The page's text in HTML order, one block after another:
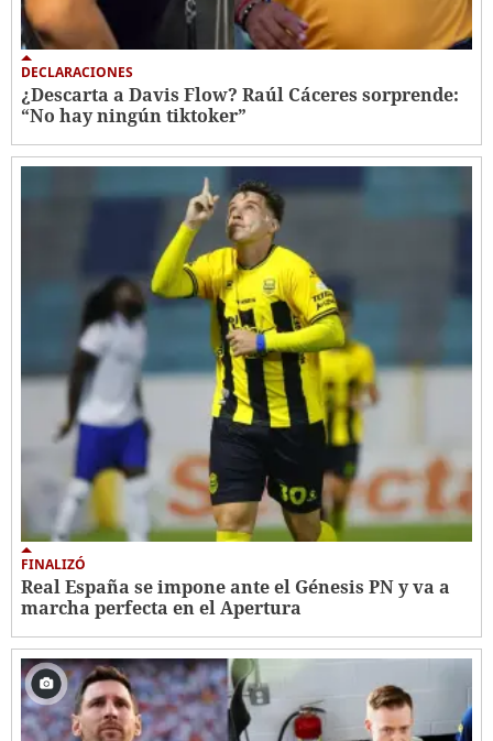
DECLARACIONES
¿Descarta a Davis Flow? Raúl Cáceres sorprende:
“No hay ningún tiktoker”
FINALIZÓ
Real España se impone ante el Génesis PN y va a
marcha perfecta en el Apertura